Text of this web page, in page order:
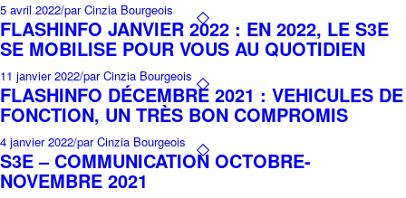
5 avril 2022/par Cinzia Bourgeois
FLASHINFO JANVIER 2022 : EN 2022, LE S3E
SE MOBILISE POUR VOUS AU QUOTIDIEN
11 janvier 2022/par Cinzia Bourgeois
FLASHINFO DÉCEMBRE 2021 : VEHICULES DE
FONCTION, UN TRÈS BON COMPROMIS
4 janvier 2022/par Cinzia Bourgeois
S3E – COMMUNICATION OCTOBRE-
NOVEMBRE 2021